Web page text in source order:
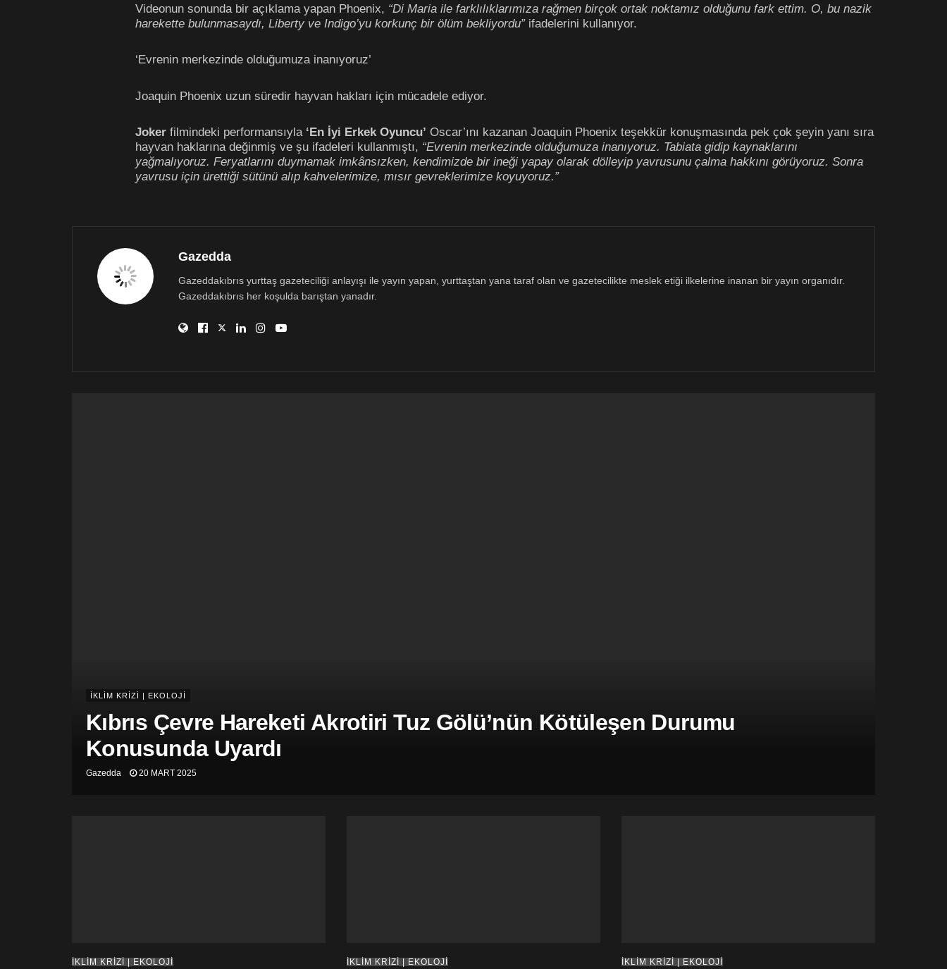
Videonun sonunda bir açıklama yapan Phoenix, “Di Maria ile farklılıklarımıza rağmen birçok ortak noktamız olduğunu fark ettim. O, bu nazik
harekette bulunmasaydı, Liberty ve Indigo’yu korkunç bir ölüm bekliyordu”ifadelerini kullanıyor.
‘Evrenin merkezinde olduğumuza inanıyoruz’
Joaquin Phoenix uzun süredir hayvan hakları için mücadele ediyor.
Joker filmindeki performansıyla ‘En İyi Erkek Oyuncu’ Oscar’ını kazanan Joaquin Phoenix teşekkür konuşmasında pek çok şeyin yanı sıra
hayvan haklarına değinmiş ve şu ifadeleri kullanmıştı, “Evrenin merkezinde olduğumuza inanıyoruz. Tabiata gidip kaynaklarını
yağmalıyoruz. Feryatlarını duymamak imkânsızken, kendimizde bir ineği yapay olarak dölleyip yavrusunu çalma hakkını görüyoruz. Sonra
yavrusu için ürettiği sütünü alıp kahvelerimize, mısır gevreklerimize koyuyoruz.”
Gazedda
Gazeddakıbrıs yurttaş gazeteciliği anlayışı ile yayın yapan, yurttaştan yana taraf olan ve gazetecilikte meslek etiği ilkelerine inanan bir yayın organıdır.
Gazeddakıbrıs her koşulda barıştan yanadır.
İKLİM KRİZİ | EKOLOJİ
Kıbrıs Çevre Hareketi Akrotiri Tuz Gölü’nün Kötüleşen Durumu
Konusunda Uyardı
Gazedda 20 MART 2025
İKLİM KRİZİ | EKOLOJİ İKLİM KRİZİ | EKOLOJİ İKLİM KRİZİ | EKOLOJİ